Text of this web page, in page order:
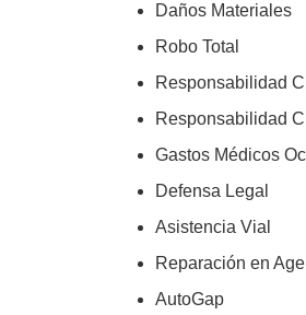
Daños Materiales
Robo Total
Responsabilidad
Responsabilidad
Gastos Médicos
Defensa Legal
Asistencia Vial
Reparación en
AutoGap